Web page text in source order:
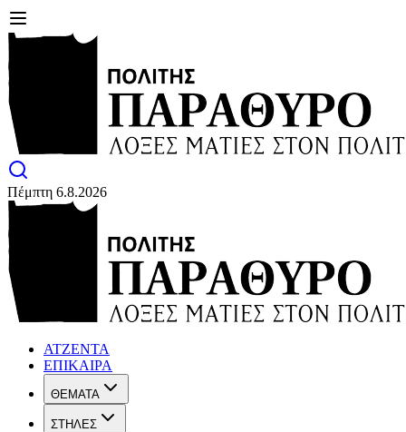
Πέμπτη 6.8.2026
ΑΤΖΕΝΤΑ
ΕΠΙΚΑΙΡΑ
ΘΕΜΑΤΑ
ΣΤΗΛΕΣ